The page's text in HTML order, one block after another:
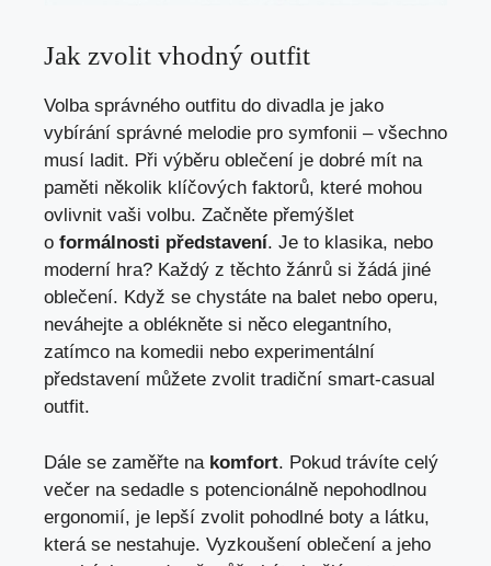
Jak⁢ zvolit vhodný outfit
Volba správného outfitu ⁣do⁣ divadla je jako
‌vybírání správné⁣ melodie⁢ pro ‌symfonii – všechno
‍musí ladit. Při výběru​ oblečení ⁣je dobré ‌mít na⁣
paměti několik klíčových faktorů, které mohou
‍ovlivnit vaši volbu. Začněte přemýšlet
o formálnosti představení. Je to​ klasika, nebo
moderní hra? Každý ⁢z těchto žánrů si‍ žádá⁤ jiné
oblečení. Když ​se chystáte na⁤ balet nebo ⁤operu,
neváhejte‍ a oblékněte si něco elegantního,
zatímco na komedii nebo experimentální
představení⁢ můžete⁣ zvolit‌ tradiční smart-casual
outfit.
Dále ⁣se zaměřte na komfort. Pokud ‍trávíte celý‍
večer‍ na sedadle⁣ s ‍potencionálně nepohodlnou
ergonomií, je lepší zvolit pohodlné boty a látku,
která se nestahuje.‍ Vyzkoušení oblečení a jeho⁣